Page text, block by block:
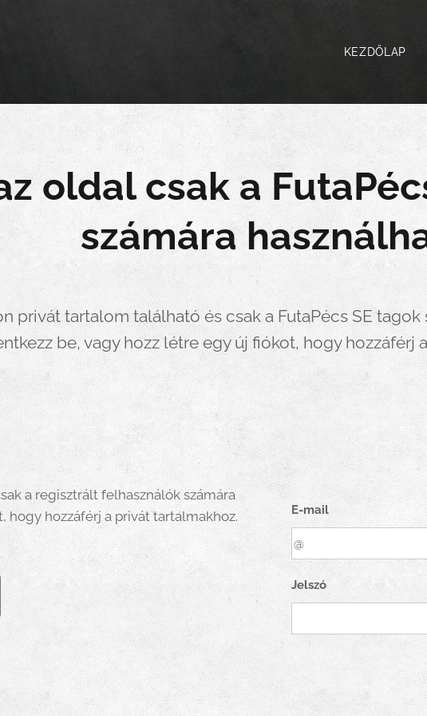
KEZDŐLAP
oldal csak a
számára
privát tartalom található és csak a FutaPécs SE tagok
be, vagy hozz létre egy új fiókot, hogy hozzáférj
a regisztrált felhasználók számára
hogy hozzáférj a privát tartalmakhoz.
E-mail
Jelszó